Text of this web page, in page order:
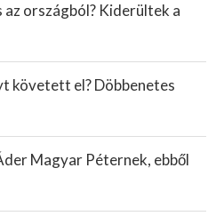
az országból? Kiderültek a
követett el? Döbbenetes
Magyar Péternek, ebből